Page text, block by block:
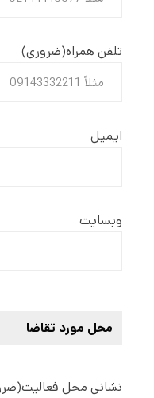
تلفن همراه(ضروری)
ایمیل
وبسایت
محل مورد تقاضا
نشانی محل فعالیت